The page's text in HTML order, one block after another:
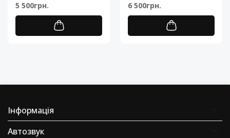
5 500грн. 6 500грн.
Інформація
Автозвук